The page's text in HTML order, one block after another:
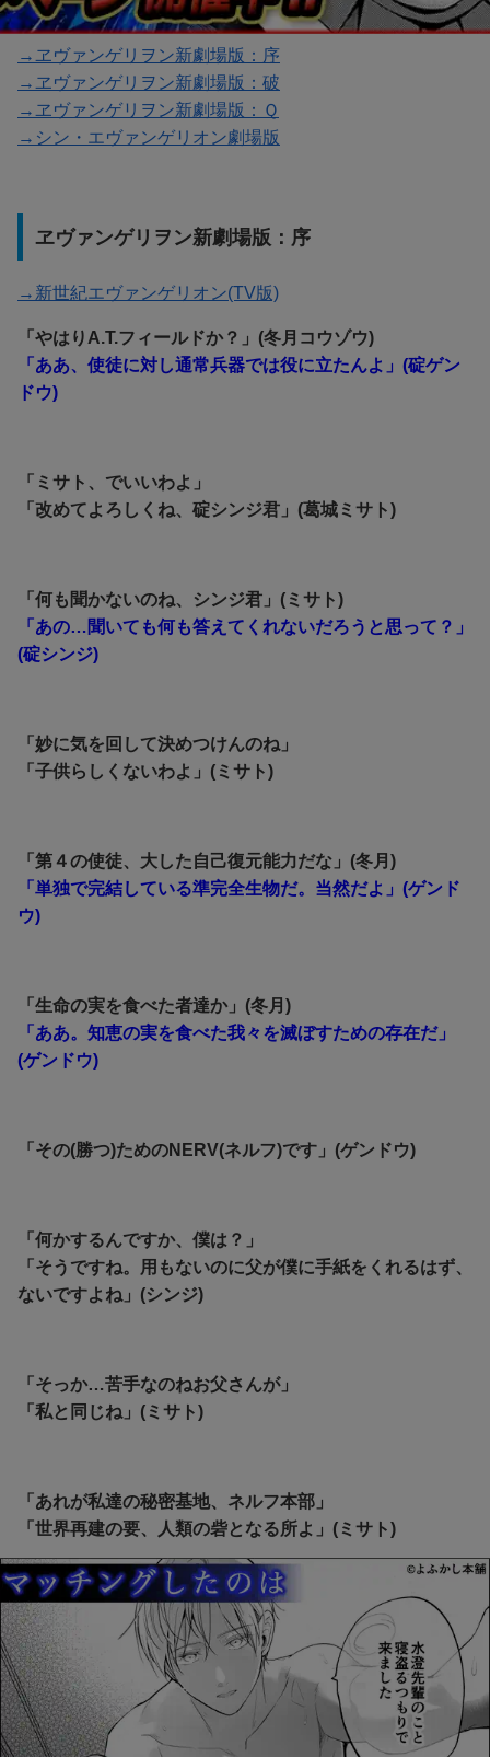
→ヱヴァンゲリヲン新劇場版：序
→ヱヴァンゲリヲン新劇場版：破
→ヱヴァンゲリヲン新劇場版：Ｑ
→シン・エヴァンゲリオン劇場版
ヱヴァンゲリヲン新劇場版：序
→新世紀エヴァンゲリオン(TV版)
「やはりA.T.フィールドか？」(冬月コウゾウ)
「ああ、使徒に対し通常兵器では役に立たんよ」(碇ゲン
ドウ)
「ミサト、でいいわよ」
「改めてよろしくね、碇シンジ君」(葛城ミサト)
「何も聞かないのね、シンジ君」(ミサト)
「あの…聞いても何も答えてくれないだろうと思って？」
(碇シンジ)
「妙に気を回して決めつけんのね」
「子供らしくないわよ」(ミサト)
「第４の使徒、大した自己復元能力だな」(冬月)
「単独で完結している準完全生物だ。当然だよ」(ゲンド
ウ)
「生命の実を食べた者達か」(冬月)
「ああ。知恵の実を食べた我々を滅ぼすための存在だ」
(ゲンドウ)
「その(勝つ)ためのNERV(ネルフ)です」(ゲンドウ)
「何かするんですか、僕は？」
「そうですね。用もないのに父が僕に手紙をくれるはず、
ないですよね」(シンジ)
「そっか…苦手なのねお父さんが」
「私と同じね」(ミサト)
「あれが私達の秘密基地、ネルフ本部」
「世界再建の要、人類の砦となる所よ」(ミサト)